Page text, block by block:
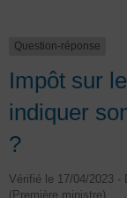
Question-réponse
Impôt sur
indiquer
?
Vérifié le 17/04/2023 -
(Première ministre)